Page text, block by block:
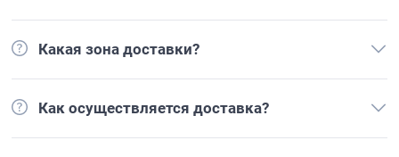
Какая зона доставки?
Как осуществляется доставка?